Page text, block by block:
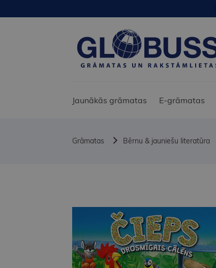
Jaunākās grāmatas E-grāmatas
Grāmatas Bērnu & jauniešu literatūra